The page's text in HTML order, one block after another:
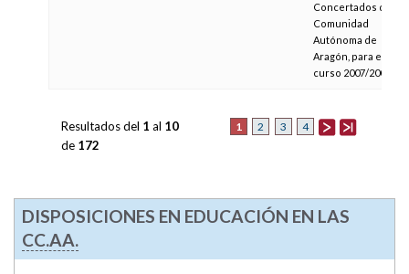
Concertados de la
Comunidad
Autónoma de
Aragón, para el
curso 2007/2008
1 2 3 4
Resultados del 1 al 10
de 172
DISPOSICIONES EN EDUCACIÓN EN LAS
CC.AA.